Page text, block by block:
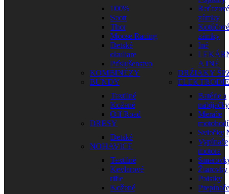
100%
Scott
Thor
Moose Racing
Detské
okuliare
Príslušenstvo
KOMBINÉZY
BUNDY
Textilné
Kožené
Off Road
DRESY
Detské
NOHAVICE
Textilné
Kevlarové
rifle
Kožené
Reťazové
zámky
Kotúčové
zámky
Iné
A INÉ
DRŽIAKY
Batérie a
nabíjačky
Merače
Sviečky
Vypínače
motora
Žiarovky
Poistky
Prepínače